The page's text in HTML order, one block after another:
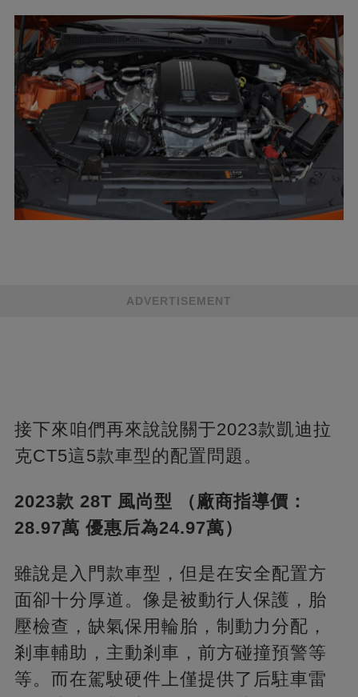
ADVERTISEMENT
接下來咱們再來說說關于2023款凱迪拉
克CT5這5款車型的配置問題。
2023款 28T 風尚型 （廠商指導價：
28.97萬 優惠后為24.97萬）
雖說是入門款車型，但是在安全配置方
面卻十分厚道。像是被動行人保護，胎
壓檢查，缺氣保用輪胎，制動力分配，
剎車輔助，主動剎車，前方碰撞預警等
等。而在駕駛硬件上僅提供了后駐車雷